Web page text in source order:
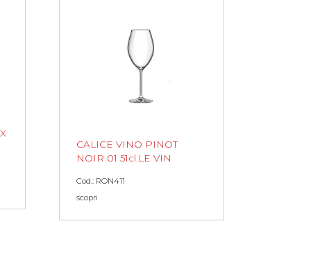
CALICE VINO PINOT
NOIR 01 51cl.LE VIN
Cod.: RON411
scopri